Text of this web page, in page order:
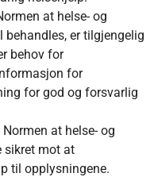
at helse- og
er tilgjengelig
behov for
for
for god og forsvarlig
at helse- og
sikret mot at
til opplysningene.